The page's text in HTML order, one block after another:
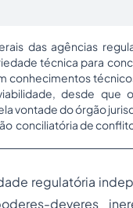
das agências
técnica para
conhecimentos
desde que
vontade do órgão
conciliatória de
regulatória
deveres